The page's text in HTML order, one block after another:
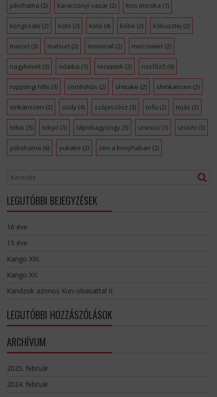
jokohama (2) karacsonyi vasar(2) kiss monika (1)
kongosaki (2) koto (2) kotó (4) kóbe (2) kókusztej (2)
macuri (3) matsuri (2) monorail (2) mori tower(2)
nagykovet(3) odaiba (1) receptek (2) rizsfőző (6)
roppongi hills (3) sertéshús (2) shiitake (2) shinkansen (2)
sinkanszen (2) sudy (4) szójaszósz (3) tofu (2) tojás (2)
tokio (3) tokyo (1) tápiókagyöngy (3) unesco (1) urushi (3)
yokohama (6) yukake (2) zen a konyhaban (2)
LEGUTÓBBI BEJEGYZÉSEK
16 éve
15 éve
Kango XIII.
Kango XII.
Kandzsik azonos Kun-olvasattal II.
LEGUTÓBBI HOZZÁSZÓLÁSOK
ARCHÍVUM
2025. február
2024. február